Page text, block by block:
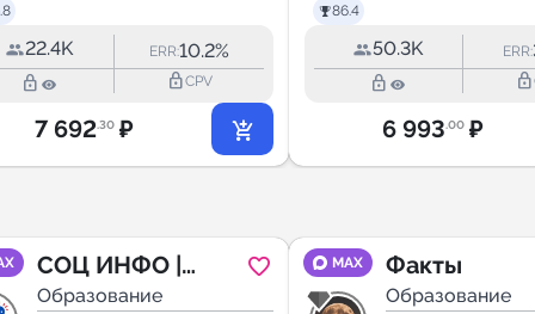
Начальная
школа. ВПР, ОГЭ,
ЕГЭ
22.4K ERR:10.2%
lock_outline lock_outlineCPV
7 692.30 ₽
86.4
50.3K ERR:
lock_outline lock_outline
6 993.00 ₽
СОЦ ИНФО |
Пособия, льготы
Образование
MAX Факты
Образование